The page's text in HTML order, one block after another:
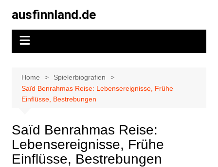
content
ausfinnland.de
Home
Spielerbiografien
Saïd Benrahmas Reise: Lebensereignisse, Frühe
Einflüsse, Bestrebungen
Saïd Benrahmas Reise:
Lebensereignisse, Frühe
Einflüsse, Bestrebungen